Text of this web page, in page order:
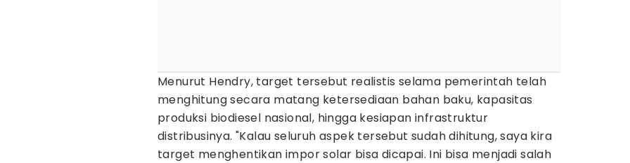
Menurut Hendry, target tersebut realistis selama pemerintah telah
menghitung secara matang ketersediaan bahan baku, kapasitas
produksi biodiesel nasional, hingga kesiapan infrastruktur
distribusinya. "Kalau seluruh aspek tersebut sudah dihitung, saya kira
target menghentikan impor solar bisa dicapai. Ini bisa menjadi salah